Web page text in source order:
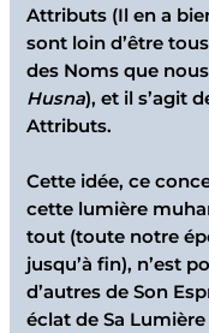
Attributs (Il en a
sont loin d’être
des Noms que
Husna), et il s’agit
Attributs.
Cette idée, ce
cette lumière
tout (toute notre
jusqu’à fin), n’est
d’autres de Son
éclat de Sa